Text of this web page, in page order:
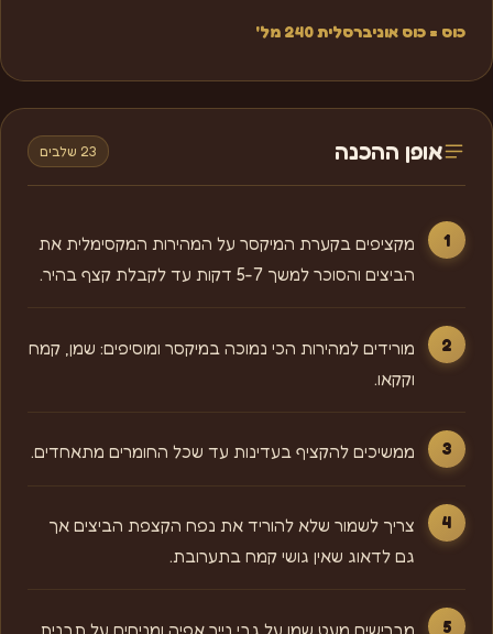
כוס = כוס אוניברסלית 240 מל'
אופן ההכנה 23 שלבים
מקציפים בקערת המיקסר על המהירות המקסימלית את
הביצים והסוכר למשך 5-7 דקות עד לקבלת קצף בהיר.
מורידים למהירות הכי נמוכה במיקסר ומוסיפים: שמן, קמח
וקקאו.
ממשיכים להקציף בעדינות עד שכל החומרים מתאחדים.
צריך לשמור שלא להוריד את נפח הקצפת הביצים אך
גם לדאוג שאין גושי קמח בתערובת.
מברישים מעט שמן על גבי נייר אפיה ומניחים על תבנית